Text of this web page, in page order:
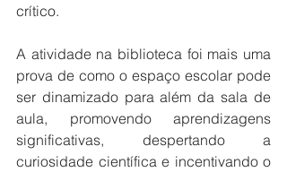
crítico.
A atividade na biblioteca foi mais uma
prova de como o espaço escolar pode
ser dinamizado para além da sala de
aula, promovendo aprendizagens
significativas, despertando a
curiosidade científica e incentivando o